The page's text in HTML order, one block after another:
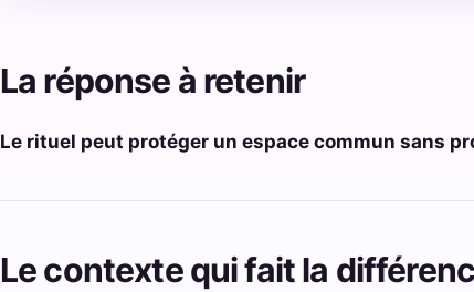
La réponse à retenir
Le rituel peut protéger un espace commun sans
Le contexte qui fait la